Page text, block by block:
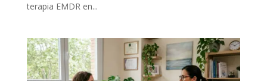
terapia EMDR en...